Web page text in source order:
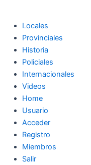
Locales
Provinciales
Historia
Policiales
Internacionales
Videos
Home
Usuario
Acceder
Registro
Miembros
Salir